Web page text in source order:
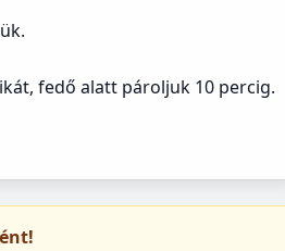
fedő alatt pároljuk 10 percig.